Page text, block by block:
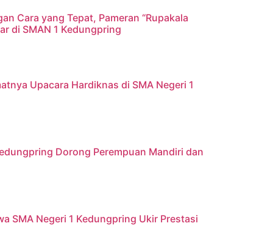
Cara yang Tepat, Pameran “Rupakala
di SMAN 1 Kedungpring
Upacara Hardiknas di SMA Negeri 1
Dorong Perempuan Mandiri dan
SMA Negeri 1 Kedungpring Ukir Prestasi